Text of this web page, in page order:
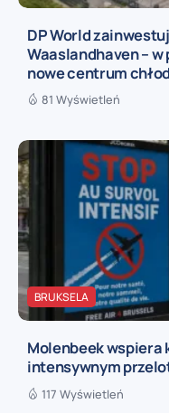
DP World
Waaslandhaven –
nowe centrum
81 Wyświetleń
BRUKSELA
Molenbeek wspiera
intensywnym
117 Wyświetleń